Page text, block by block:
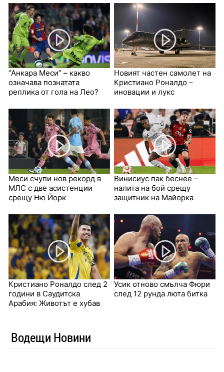
“Анкара Меси” – какво
означава познатата
реплика от гола на Лео?
Новият частен самолет на
Кристиано Роналдо –
иновации и лукс
Меси счупи нов рекорд в
МЛС с две асистенции
срещу Ню Йорк
Винисиус пак беснее –
налита на бой срещу
защитник на Майорка
Кристиано Роналдо след 2
години в Саудитска
Арабия: Животът е хубав
Усик отново смълча Фюри
след 12 рунда люта битка
Водещи Новини